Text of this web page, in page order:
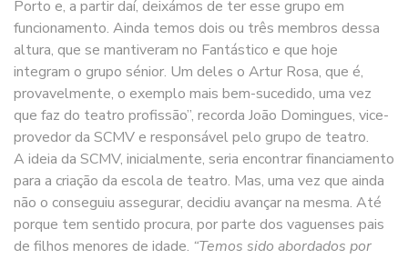
Porto e, a partir daí, deixámos de ter esse grupo em
funcionamento. Ainda temos dois ou três membros dessa
altura, que se mantiveram no Fantástico e que hoje
integram o grupo sénior. Um deles o Artur Rosa, que é,
provavelmente, o exemplo mais bem-sucedido, uma vez
que faz do teatro profissão”, recorda João Domingues, vice-
provedor da SCMV e responsável pelo grupo de teatro.
A ideia da SCMV, inicialmente, seria encontrar financiamento
para a criação da escola de teatro. Mas, uma vez que ainda
não o conseguiu assegurar, decidiu avançar na mesma. Até
porque tem sentido procura, por parte dos vaguenses pais
de filhos menores de idade. “Temos sido abordados por